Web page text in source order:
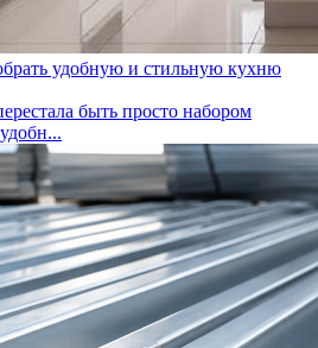
удобную и стильную кухню
быть просто набором